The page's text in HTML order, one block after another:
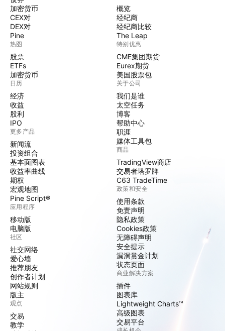
加密货币
CEX对
DEX对
Pine
热图
股票
ETFs
加密货币
日历
经济
收益
股利
IPO
更多产品
新闻流
投资组合
基本面图表
收益率曲线
期权
宏观地图
Pine Script®
应用程序
移动版
电脑版
社区
社交网络
爱心墙
推荐朋友
创作者计划
网站规则
版主
观点
交易
教学
概览
经纪商
经纪商比较
The Leap
特别优惠
CME集团期货
Eurex期货
美国股票包
关于公司
我们是谁
太空任务
博客
帮助中心
职涯
媒体工具包
商品
TradingView商店
交易者塔罗牌
C63 TradeTime
政策和安全
使用条款
免责声明
隐私政策
Cookies政策
无障碍声明
安全提示
漏洞赏金计划
状态页面
商业解决方案
插件
图表库
Lightweight Charts™
高级图表
交易平台